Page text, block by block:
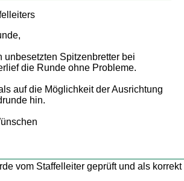
unbesetzten Spitzenbretter bei
die Runde ohne Probleme.
auf die Möglichkeit der Ausrichtung
hin.